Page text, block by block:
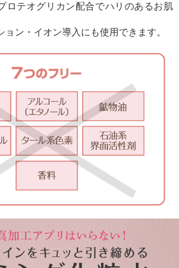
ロテオグリカン配合でハリのあるお肌
ョン・イオン導入にも使用できます。